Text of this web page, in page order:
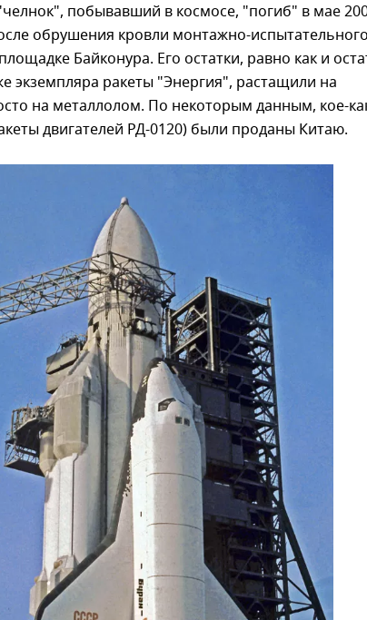
побывавший в космосе, "погиб" в мае
обрушения кровли монтажно-
Байконура. Его остатки, равно как и
экземпляра ракеты "Энергия", растащили на
на металлолом. По некоторым данным, кое-
двигателей РД-0120) были проданы Китаю.